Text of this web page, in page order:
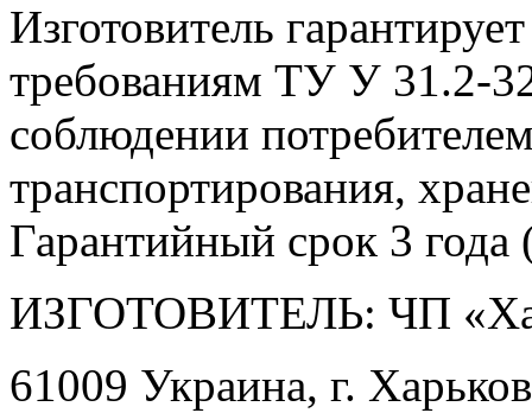
Изготовитель
требованиям ТУ У 31.2-
соблюдении
транспортирования,
Гарантийный срок 3 года
ИЗГОТОВИТЕЛЬ: ЧП
61009 Украина, г.